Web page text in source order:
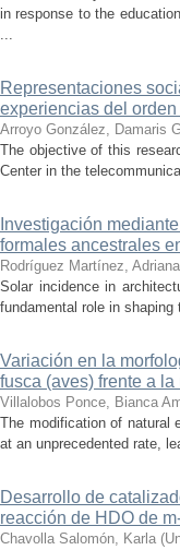
in response to the
...
Representaciones
experiencias del
Arroyo González, Damaris
The objective of this
Center in the
Investigación
formales ancestrales
Rodríguez Martínez, Adriana
Solar incidence in
fundamental role in
Variación en la
fusca (aves) frente a
Villalobos Ponce, Bianca
The modification of natural
at an unprecedented rate,
Desarrollo de
reacción de HDO de
Chavolla Salomón, Karla (